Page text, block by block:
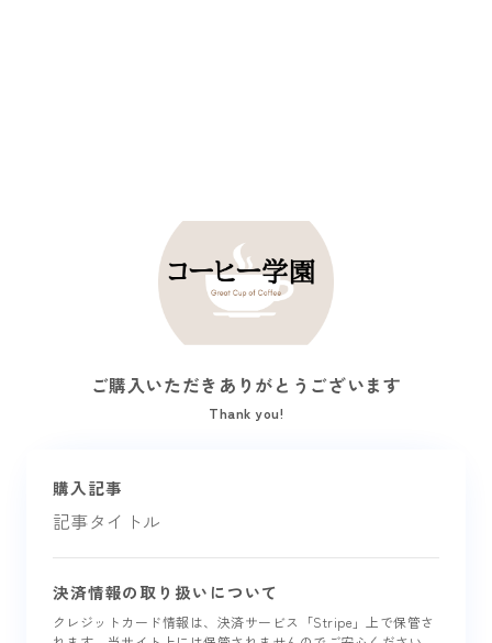
ご購入いただきありがとうございます
Thank you!
購入記事
記事タイトル
決済情報の取り扱いについて
クレジットカード情報は、決済サービス「Stripe」上で保管さ